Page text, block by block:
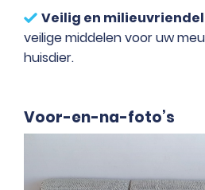
Veilig en
veilige middelen voor uw
huisdier.
Voor-en-na-foto’s